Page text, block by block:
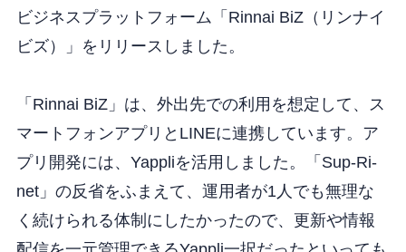
ビジネスプラットフォーム「Rinnai BiZ（リンナイ
ビズ）」をリリースしました。
「Rinnai BiZ」は、外出先での利用を想定して、ス
マートフォンアプリとLINEに連携しています。ア
プリ開発には、Yappliを活用しました。「Sup-Ri-
net」の反省をふまえて、運用者が1人でも無理な
く続けられる体制にしたかったので、更新や情報